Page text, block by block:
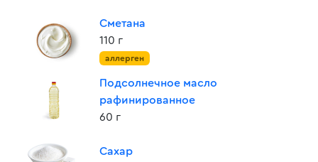
Сметана
110 г
аллерген
Подсолнечное масло
рафинированное
60 г
Сахар